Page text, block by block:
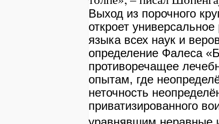
Выход из порочного
откроет
языка всех наук и
определение Фалеса
противоречащее
опытам, где
неточность
приватизированного